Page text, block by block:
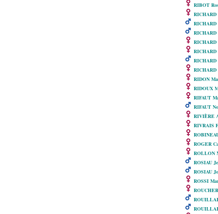
RIBOT
RICHARD
RICHARD
RICHARD
RICHARD
RICHARD
RICHARD
RICHARD
RIDON
RIDOUX
RIFAUT
RIFAUT
RIVIÈRE
RIVRAIS
ROGER
ROLLON
ROSIAU
ROSIAU
ROSSI